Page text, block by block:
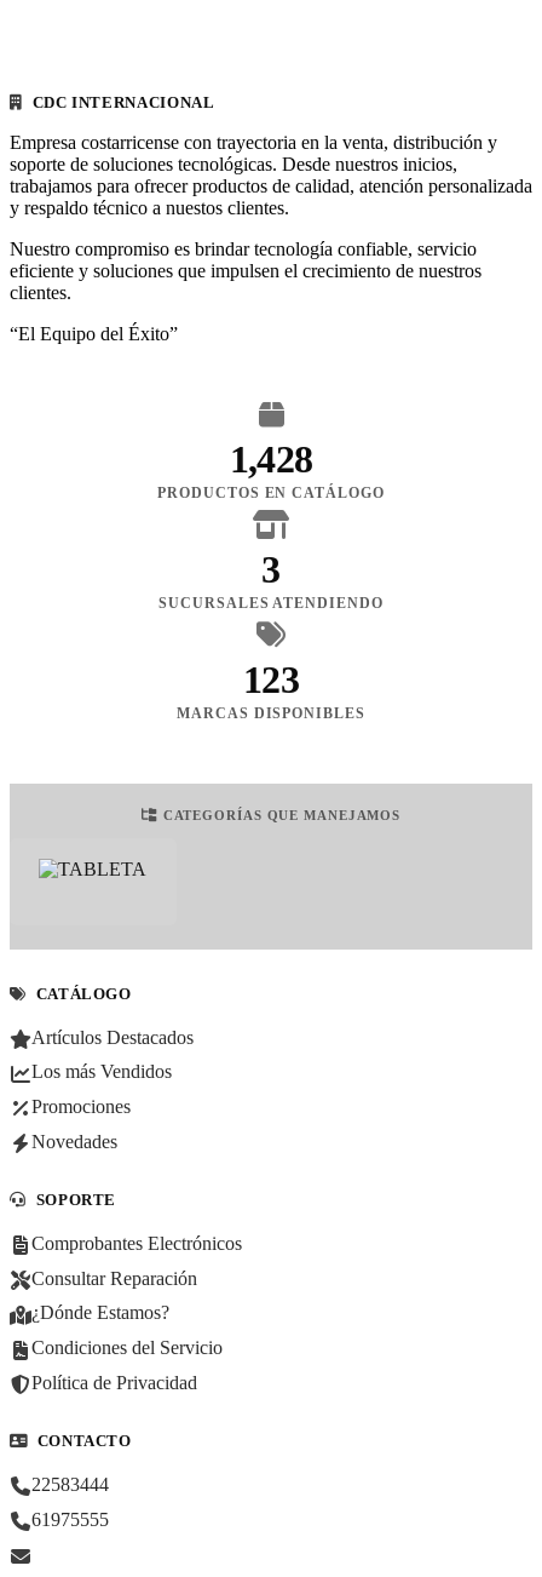
CDC INTERNACIONAL
Empresa costarricense con trayectoria en la venta, distribución y
soporte de soluciones tecnológicas. Desde nuestros inicios,
trabajamos para ofrecer productos de calidad, atención personalizada
y respaldo técnico a nuestos clientes.
Nuestro compromiso es brindar tecnología confiable, servicio
eficiente y soluciones que impulsen el crecimiento de nuestros
clientes.
“El Equipo del Éxito”
1,428
PRODUCTOS EN CATÁLOGO
3
SUCURSALES ATENDIENDO
123
MARCAS DISPONIBLES
CATEGORÍAS QUE MANEJAMOS
CATÁLOGO
Artículos Destacados
Los más Vendidos
Promociones
Novedades
SOPORTE
Comprobantes Electrónicos
Consultar Reparación
¿Dónde Estamos?
Condiciones del Servicio
Política de Privacidad
CONTACTO
22583444
61975555